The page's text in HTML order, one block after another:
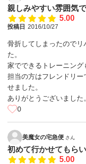
親しみやすい雰囲気
5.00
投稿日 2016/10/27
骨折してしまったので
た。
家でできるトレーニング
担当の方はフレンドリ
せました。
ありがとうございました。
0
美魔女の宅急便 さん
初めて行かせてもら
5.00